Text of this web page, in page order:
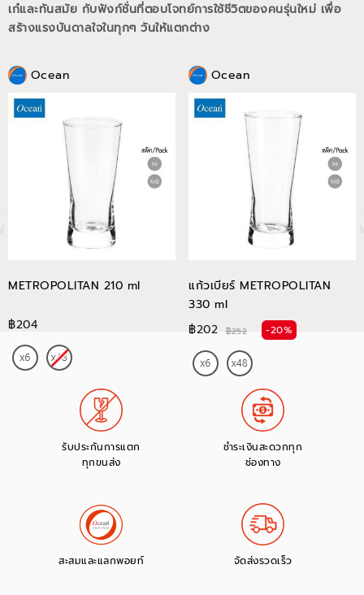
เก๋และทันสมัย กับฟังก์ชั่นที่ตอบโจทย์การใช้ชีวิตของคนรุ่นใหม่ เพื่อ
สร้างแรงบันดาลใจในทุกๆ วันให้แตกต่าง
Ocean
METROPOLITAN 210 ml
฿204
Ocean
แก้วเบียร์ METROPOLITAN
330 ml
฿202
฿252 -20%
รับประกันการแตก
ทุกขนส่ง
ชำระเงินสะดวกทุก
ช่องทาง
สะสมและแลกพอยท์ จัดส่งรวดเร็ว